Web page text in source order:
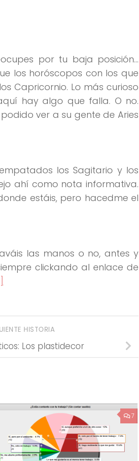
por tu baja posición…
los horóscopos con los que
Capricornio. Lo más curioso
hay algo que falla. O no.
ver a su gente de Aries
los Sagitario y los
ahí como nota informativa.
estáis, pero hacedme el
las manos o no, antes y
clickando al enlace de
HISTORIA
Los plastidecor
7